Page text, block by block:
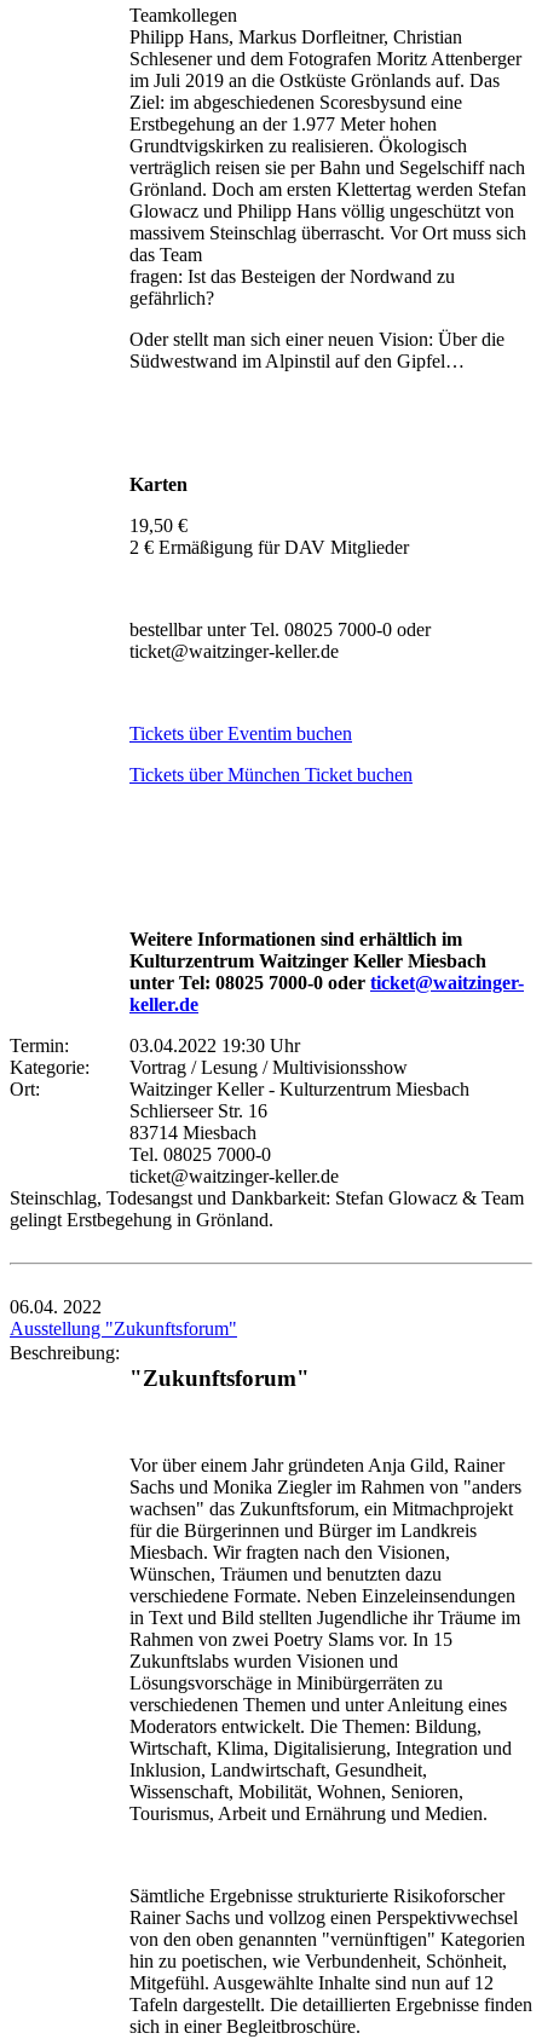
Teamkollegen
Philipp Hans, Markus Dorfleitner, Christian
Schlesener und dem Fotografen Moritz Attenberger
im Juli 2019 an die Ostküste Grönlands auf. Das
Ziel: im abgeschiedenen Scoresbysund eine
Erstbegehung an der 1.977 Meter hohen
Grundtvigskirken zu realisieren. Ökologisch
verträglich reisen sie per Bahn und Segelschiff nach
Grönland. Doch am ersten Klettertag werden Stefan
Glowacz und Philipp Hans völlig ungeschützt von
massivem Steinschlag überrascht. Vor Ort muss sich
das Team
fragen: Ist das Besteigen der Nordwand zu
gefährlich?
Oder stellt man sich einer neuen Vision: Über die
Südwestwand im Alpinstil auf den Gipfel…
Karten
19,50 €
2 € Ermäßigung für DAV Mitglieder
bestellbar unter Tel. 08025 7000-0 oder
ticket@waitzinger-keller.de
Tickets über Eventim buchen
Tickets über München Ticket buchen
Weitere Informationen sind erhältlich im
Kulturzentrum Waitzinger Keller Miesbach
unter Tel: 08025 7000-0 oder ticket@waitzinger-
keller.de
Termin:
03.04.2022 19:30 Uhr
Kategorie:
Vortrag / Lesung / Multivisionsshow
Ort:
Waitzinger Keller - Kulturzentrum Miesbach
Schlierseer Str. 16
83714 Miesbach
Tel. 08025 7000-0
ticket@waitzinger-keller.de
Steinschlag, Todesangst und Dankbarkeit: Stefan Glowacz & Team
gelingt Erstbegehung in Grönland.
06.04. 2022
Ausstellung "Zukunftsforum"
Beschreibung:
"Zukunftsforum"
Vor über einem Jahr gründeten Anja Gild, Rainer
Sachs und Monika Ziegler im Rahmen von "anders
wachsen" das Zukunftsforum, ein Mitmachprojekt
für die Bürgerinnen und Bürger im Landkreis
Miesbach. Wir fragten nach den Visionen,
Wünschen, Träumen und benutzten dazu
verschiedene Formate. Neben Einzeleinsendungen
in Text und Bild stellten Jugendliche ihr Träume im
Rahmen von zwei Poetry Slams vor. In 15
Zukunftslabs wurden Visionen und
Lösungsvorschäge in Minibürgerräten zu
verschiedenen Themen und unter Anleitung eines
Moderators entwickelt. Die Themen: Bildung,
Wirtschaft, Klima, Digitalisierung, Integration und
Inklusion, Landwirtschaft, Gesundheit,
Wissenschaft, Mobilität, Wohnen, Senioren,
Tourismus, Arbeit und Ernährung und Medien.
Sämtliche Ergebnisse strukturierte Risikoforscher
Rainer Sachs und vollzog einen Perspektivwechsel
von den oben genannten "vernünftigen" Kategorien
hin zu poetischen, wie Verbundenheit, Schönheit,
Mitgefühl. Ausgewählte Inhalte sind nun auf 12
Tafeln dargestellt. Die detaillierten Ergebnisse finden
sich in einer Begleitbroschüre.